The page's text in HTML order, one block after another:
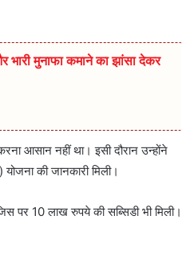
भारी मुनाफा कमाने का झांसा देकर
आसान नहीं था। इसी दौरान उन्होंने
की जानकारी मिली।
10 लाख रुपये की सब्सिडी भी मिली।